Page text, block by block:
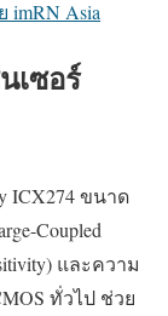
Asia
เซอร์
ICX274 ขนาด
Coupled
และความ
ทั่วไป ช่วย